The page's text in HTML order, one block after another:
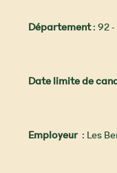
Département: 92 -
Date limite de
Employeur: Les